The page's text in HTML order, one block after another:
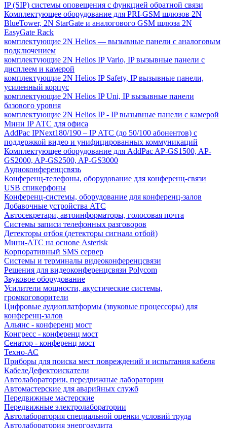
IP (SIP) системы оповещения с функцией обратной связи
Комплектующее оборудование для PRI-GSM шлюзов 2N
BlueTower, 2N StarGate и аналогового GSM шлюза 2N
EasyGate Rack
комплектующие 2N Helios — вызывные панели с аналоговым
подключением
комплектующие 2N Helios IP Vario, IP вызывные панели с
дисплеем и камерой
комплектующие 2N Helios IP Safety, IP вызывные панели,
усиленный корпус
комплектующие 2N Helios IP Uni, IP вызывные панели
базового уровня
комплектующие 2N Helios IP - IP вызывные панели с камерой
Мини IP АТС для офиса
AddPac IPNext180/190 – IP АТС (до 50/100 абонентов) с
поддержкой видео и унифицированных коммуникаций
Комплектующее оборудование для AddPac AP-GS1500, AP-
GS2000, AP-GS2500, AP-GS3000
Аудиоконференцсвязь
Конференц-телефоны, оборудование для конференц-связи
USB спикерфоны
Конференц-системы, оборудование для конференц-залов
Добавочные устройства АТС
Автосекретари, автоинформаторы, голосовая почта
Системы записи телефонных разговоров
Детекторы отбоя (детекторы сигнала отбой)
Мини-АТС на основе Asterisk
Корпоративный SMS сервер
Системы и терминалы видеоконференцсвязи
Решения для видеоконференцсвязи Polycom
Звуковое оборудование
Усилители мощности, акустические системы,
громкоговорители
Цифровые аудиоплатформы (звуковые процессоры) для
конференц-залов
Альянс - конференц мост
Конгресс - конференц мост
Сенатор - конференц мост
Техно-АС
Приборы для поиска мест повреждений и испытания кабеля
КабелеДефектоискатели
Автолаборатории, передвижные лаборатории
Автомастерские для аварийных служб
Передвижные мастерские
Передвижные электролаборатории
Автолаборатория специальной оценки условий труда
Автолаборатория энергоаудита